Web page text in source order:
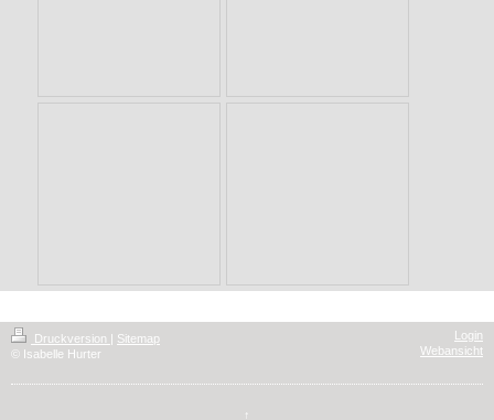
Druckversion | Sitemap
© Isabelle Hurter
Login
Webansicht
↑